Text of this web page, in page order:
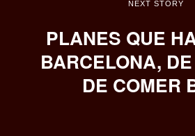
NEXT STORY
PLANES QUE
BARCELONA,
DE COMER